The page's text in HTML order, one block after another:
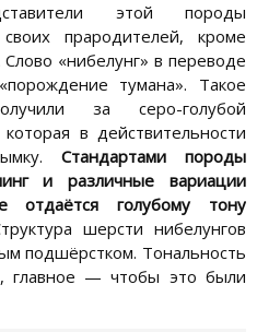
этой породы
прародителей, кроме
«нибелунг» в переводе
тумана». Такое
за серо-голубой
в действительности
Стандартами породы
и различные вариации
отдаётся голубому тону
шерсти нибелунгов
подшёрстком. Тональность
главное — чтобы это были